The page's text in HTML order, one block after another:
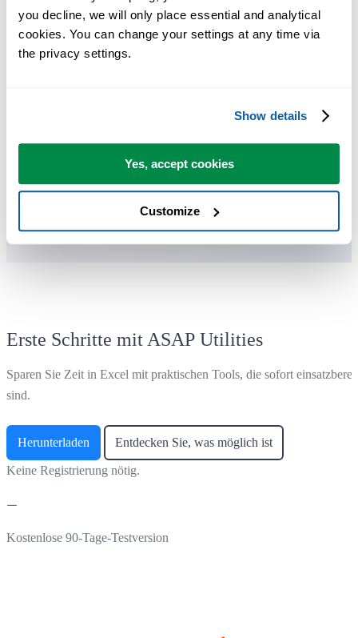
you decline, we will only place essential and analytical
cookies. You can change your settings at any time via
the privacy settings.
Show details
Yes, accept cookies
Customize
Sie können sofort loslegen. Keine Schulung erforderlich.
Vertraut von Teams in über 28.500 Organisationen.
Erste Schritte mit ASAP Utilities
Sparen Sie Zeit in Excel mit praktischen Tools, die sofort einsatzbereit
sind.
Herunterladen Entdecken Sie, was möglich ist
Keine Registrierung nötig.
Kostenlose 90-Tage-Testversion